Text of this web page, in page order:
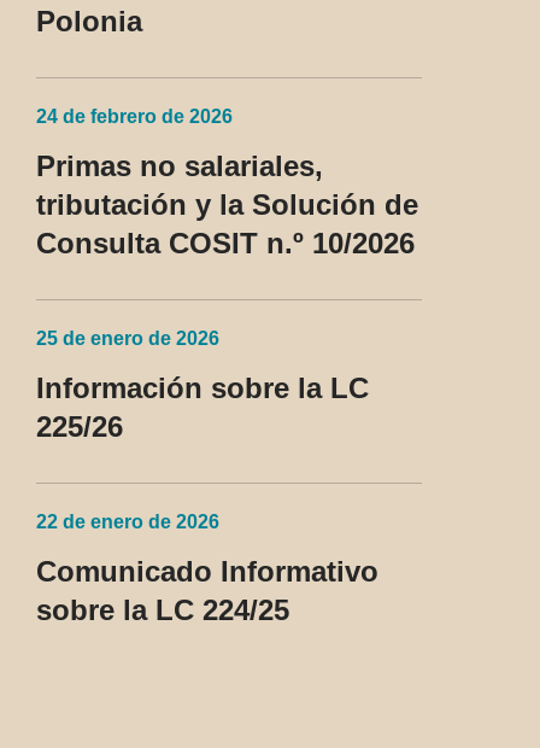
Polonia
24 de febrero de 2026
Primas no salariales,
tributación y la Solución de
Consulta COSIT n.º 10/2026
25 de enero de 2026
Información sobre la LC
225/26
22 de enero de 2026
Comunicado Informativo
sobre la LC 224/25